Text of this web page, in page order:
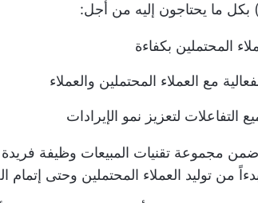
المحتملين بكفاءة
مع العملاء المحتملين والعملاء
التفاعلات لتعزيز نمو الإيرادات
مجموعة تقنيات المبيعات وظيفة
من توليد العملاء المحتملين وحتى إتمام